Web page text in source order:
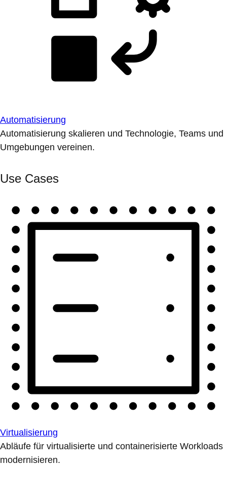
Automatisierung
Automatisierung skalieren und Technologie, Teams und
Umgebungen vereinen.
Use Cases
Virtualisierung
Abläufe für virtualisierte und containerisierte Workloads
modernisieren.